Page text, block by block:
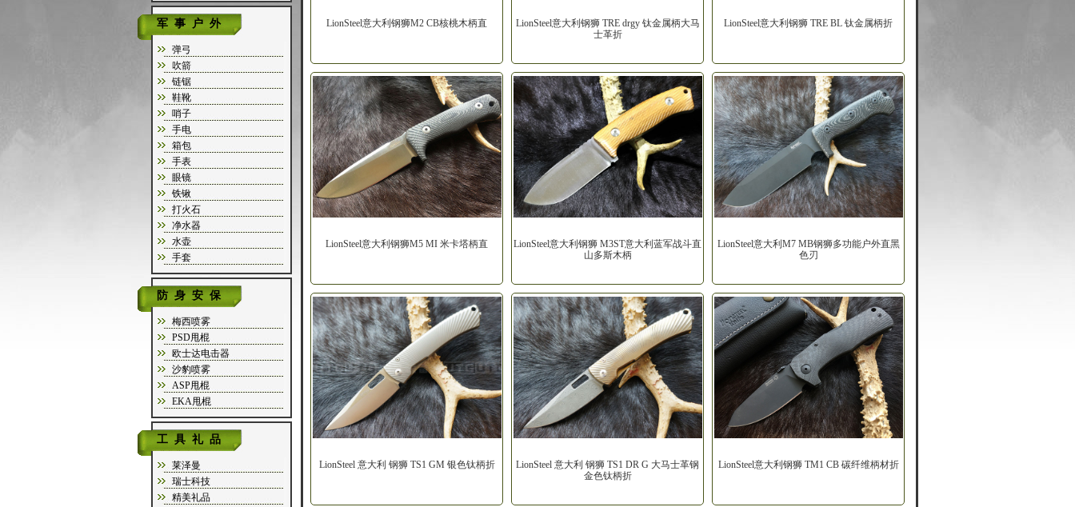
军事户外
弹弓
吹箭
链锯
鞋靴
哨子
手电
箱包
手表
眼镜
铁锹
打火石
净水器
水壶
手套
防身安保
梅西喷雾
PSD甩棍
欧士达电击器
沙豹喷雾
ASP甩棍
EKA甩棍
工具礼品
莱泽曼
瑞士科技
精美礼品
LionSteel意大利钢狮M2 CB核桃木柄直
LionSteel意大利钢狮 TRE drgy 钛金属柄大马
士革折
LionSteel意大利钢狮 TRE BL 钛金属柄折
LionSteel意大利钢狮M5 MI 米卡塔柄直
LionSteel意大利钢狮 M3ST意大利蓝军战斗直
山多斯木柄
LionSteel意大利M7 MB钢狮多功能户外直黑
色刃
LionSteel 意大利 钢狮 TS1 GM 银色钛柄折
LionSteel 意大利 钢狮 TS1 DR G 大马士革钢
金色钛柄折
LionSteel意大利钢狮 TM1 CB 碳纤维柄材折